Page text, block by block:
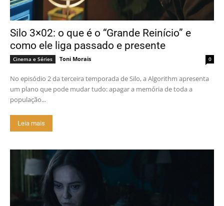
Silo 3×02: o que é o “Grande Reinício” e
como ele liga passado e presente
Cinema e Séries Toni Morais 0
No episódio 2 da terceira temporada de Silo, a Algorithm apresenta
um plano que pode mudar tudo: apagar a memória de toda a
população...
Leia mais